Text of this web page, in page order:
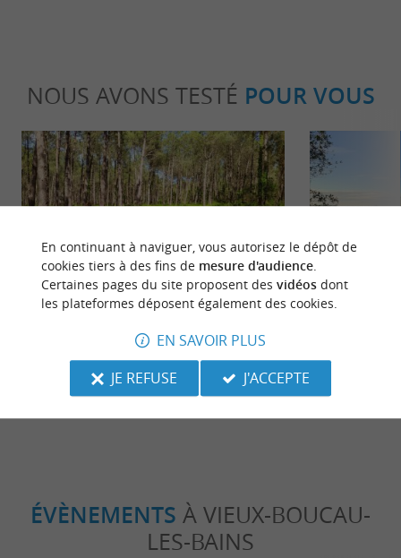
NOUS AVONS TESTÉ POUR VOUS
Vieux-Boucau-les-Bains : à la
découverte de la forêt landaise
23 m - Vieux-Boucau-les-Bains
Incontournable
ÉVÈNEMENTS À VIEUX-BOUCAU-
LES-BAINS
En continuant à naviguer, vous autorisez le dépôt de
cookies tiers à des fins de mesure d'audience.
Certaines pages du site proposent des vidéosdont
les plateformes déposent également des cookies.
EN SAVOIR PLUS
JE REFUSE
J'ACCEPTE